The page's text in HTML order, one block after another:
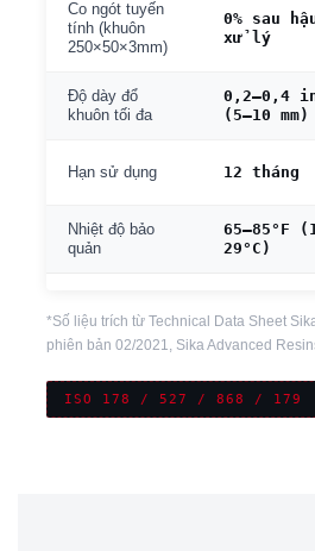
Co ngót tuyến
tính (khuôn
250×50×3mm)
0% sau
xử lý
Độ dày đổ
khuôn tối đa
0,2–0,4
(5–10 mm)
Hạn sử dụng 12 tháng
Nhiệt độ bảo
quản
65–85°F
29°C)
*Số liệu trích từ Technical Data Sheet
phiên bản 02/2021, Sika Advanced
ISO 178 / 527 / 868 / 179